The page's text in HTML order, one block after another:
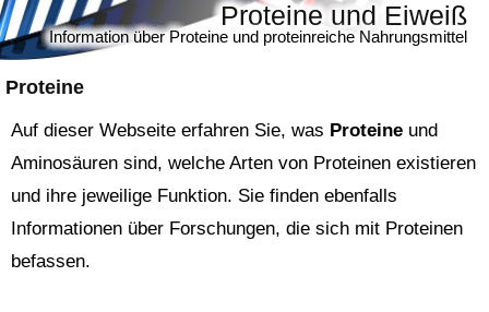
Proteine
Proteine und Eiweiß
Information über Proteine und proteinreiche Nahrungsmittel
Auf dieser Webseite erfahren Sie, was Proteine und
Aminosäuren sind, welche Arten von Proteinen existieren
und ihre jeweilige Funktion. Sie finden ebenfalls
Informationen über Forschungen, die sich mit Proteinen
befassen.